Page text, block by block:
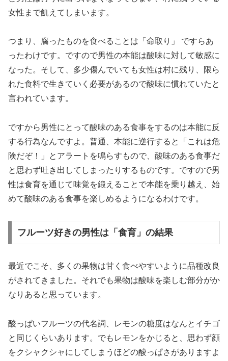
女性まで飢えてしまいます。
つまり、腐ったものを食べることは「命取り」 ですらあ
ったわけです。ですので男性の本能は酸味に対して敏感に
なった。そして、多少傷んでいても女性は村に残り、限ら
れた食料で生きていく必要があるので酸味に慣れていたと
言われています。
ですから男性にとって酸味のある食事をするのは本能に反
する行為なんですよ。普通、本能に逆行すると「これは危
険だぞ！」とアラートを鳴らすもので、酸味のある食事だ
と思わず吐き出してしまったりするものです。ですので男
性は食育を通じて味覚を鍛えることで本能を乗り越え、始
めて酸味のある食事を楽しめるようになるわけです。
フルーツ好きの男性は「食育」の結果
最近でこそ、多くの果物は甘く食べやすいように品種改良
がされてきました。それでも果物は酸味を楽しむ部分がか
なりあると思っています。
酸っぱいフルーツの代名詞、レモンの糖度はなんとイチゴ
と同じくらいあります。でもレモンをかじると、思わず顔
をクシャクシャにしてしまうほどの酸っぱさがありますよ